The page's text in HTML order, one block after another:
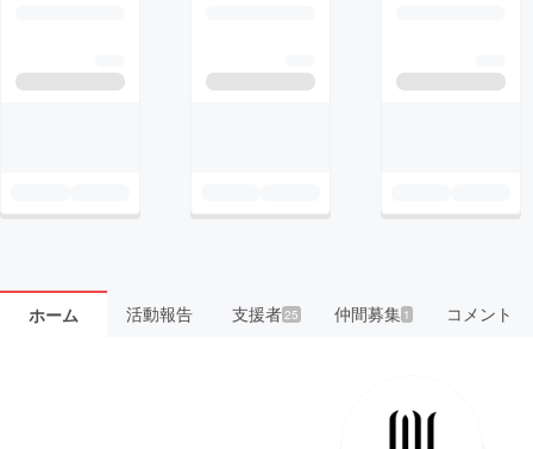
ホーム 活動報告 支援者 25 仲間募集 1 コメント